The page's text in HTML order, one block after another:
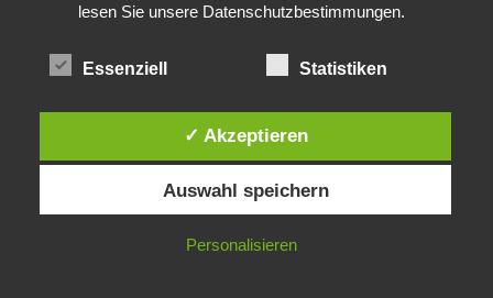
Frauen
Gastartikel
Diese Website verwendet Cookies. Durch die weitere Nutzung dieser
Website stimmst du der Verwendung von Cookies zu.
IN ORDNUNG
lesen Sie unsere Datenschutzbestimmungen.
Essenziell Statistiken
✓ Akzeptieren
Auswahl speichern
Personalisieren